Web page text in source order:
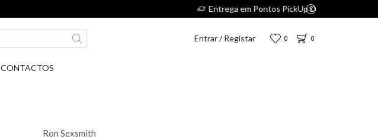
Entrar / Registar 0 0
CONTACTOS
Ron Sexsmith